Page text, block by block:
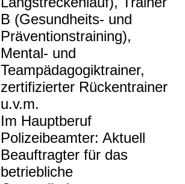
B (Gesundheits- und
Präventionstraining),
Mental- und
Teampädagogiktrainer,
zertifizierter Rückentrainer
u.v.m.
Im Hauptberuf
Polizeibeamter: Aktuell
Beauftragter für das
betriebliche